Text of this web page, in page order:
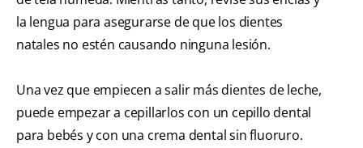
la lengua para asegurarse de que los dientes
natales no estén causando ninguna lesión.
Una vez que empiecen a salir más dientes de leche,
puede empezar a cepillarlos con un cepillo dental
para bebés y con una crema dental sin fluoruro.